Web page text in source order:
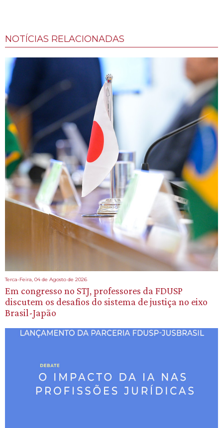
NOTÍCIAS RELACIONADAS
Terca-Feira, 04 de Agosto de 2026
Em congresso no STJ, professores da FDUSP
discutem os desafios do sistema de justiça no eixo
Brasil-Japão